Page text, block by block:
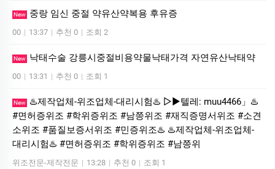
New 중랑 임신 중절 약유산약복용 후유증
00 | 13:37 | 추천 0 | 조회 2
New 낙태수술 강릉시중절비용약물낙태가격 자연유산낙­태약
00 | 13:31 | 추천 0 | 조회 1
New
♨️제작업체-위조업체-대리시험♨️ ▷▶텔레: muu4466」♨️
#면허증위조 #학위증위조 #남쯩위조 #재직증명서위조 #소견
소위조 #품질보증서위조 #민증위조♨️ ♨️제작업체-위조업체-
대리시험♨️ #면허증위조 #학위증위조 #남쯩위
위조전문-제작전문 | 13:28 | 추천 0 | 조회 1